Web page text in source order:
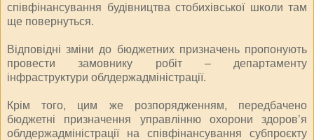
співфінансування будівництва стобихівської школи там
ще повернуться.
Відповідні зміни до бюджетних призначень пропонують
провести замовнику робіт – департаменту
інфраструктури облдержадміністрації.
Крім того, цим же розпорядженням, передбачено
бюджетні призначення управлінню охорони здоров’я
облдержадміністрації на співфінансування субпроєкту